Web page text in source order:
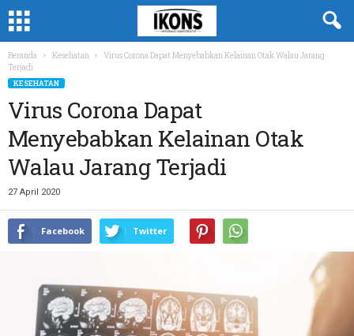
Beranda Kesehatan
Virus Corona Dapat Menyebabkan Kelainan Otak Walau Jarang
Terjadi
KESEHATAN
Virus Corona Dapat
Menyebabkan Kelainan Otak
Walau Jarang Terjadi
27 April 2020
Facebook Twitter